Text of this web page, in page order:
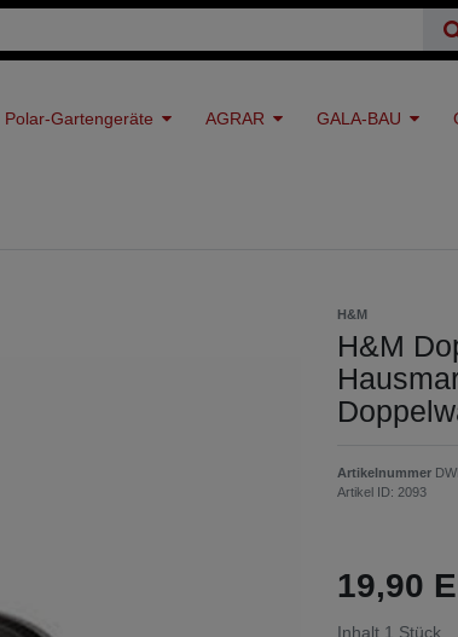
Polar-Gartengeräte AGRAR GALA-BAU
H&M
H&M
Artikelnummer
Artikel ID: 2093
19,90
Inhalt 1 Stück